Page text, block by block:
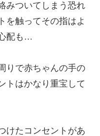
みついてしまう恐れ
を触ってその指はよ
配も…
りで赤ちゃんの手の
トはかなり重宝して
けたコンセントがあ